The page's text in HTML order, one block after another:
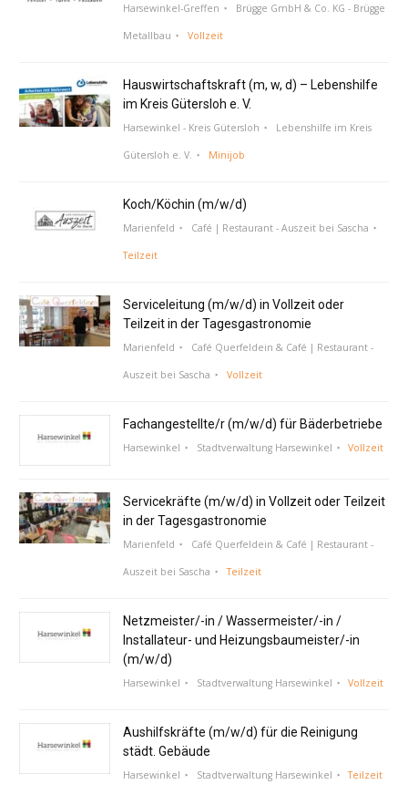
Harsewinkel-Greffen Brügge GmbH & Co. KG - Brügge
Metallbau Vollzeit
Hauswirtschaftskraft (m, w, d) – Lebenshilfe
im Kreis Gütersloh e. V.
Harsewinkel - Kreis Gütersloh Lebenshilfe im Kreis
Gütersloh e. V. Minijob
Koch/Köchin (m/w/d)
Marienfeld Café | Restaurant - Auszeit bei Sascha
Teilzeit
Serviceleitung (m/w/d) in Vollzeit oder
Teilzeit in der Tagesgastronomie
Marienfeld Café Querfeldein & Café | Restaurant -
Auszeit bei Sascha Vollzeit
Fachangestellte/r (m/w/d) für Bäderbetriebe
Harsewinkel Stadtverwaltung Harsewinkel Vollzeit
Servicekräfte (m/w/d) in Vollzeit oder Teilzeit
in der Tagesgastronomie
Marienfeld Café Querfeldein & Café | Restaurant -
Auszeit bei Sascha Teilzeit
Netzmeister/-in / Wassermeister/-in /
Installateur- und Heizungsbaumeister/-in
(m/w/d)
Harsewinkel Stadtverwaltung Harsewinkel Vollzeit
Aushilfskräfte (m/w/d) für die Reinigung
städt. Gebäude
Harsewinkel Stadtverwaltung Harsewinkel Teilzeit